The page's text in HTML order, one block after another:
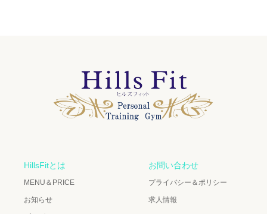
HillsFitとは
MENU＆PRICE
お知らせ
お問い合わせ
プライバシー＆ポリシー
求人情報